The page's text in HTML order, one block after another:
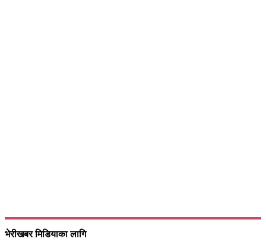
भेरीखबर मिडियाका लागि